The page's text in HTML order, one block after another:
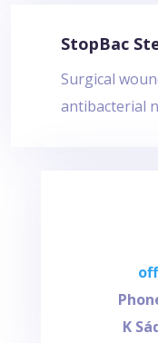
StopBac
Surgical
antibacterial
K